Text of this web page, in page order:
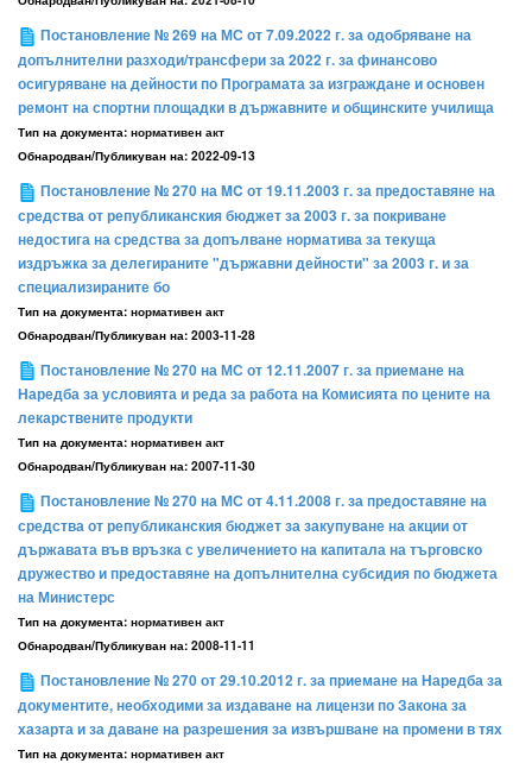
Постановление № 269 на МС от 7.09.2022 г. за одобряване на
допълнителни разходи/трансфери за 2022 г. за финансово
осигуряване на дейности по Програмата за изграждане и основен
ремонт на спортни площадки в държавните и общинските училища
Тип на документа: нормативен акт
Обнародван/Публикуван на: 2022-09-13
Постановление № 270 на MC от 19.11.2003 г. за предоставяне на
средства от републиканския бюджет за 2003 г. за покриване
недостига на средства за допълване норматива за текуща
издръжка за делегираните "държавни дейности" за 2003 г. и за
специализираните бо
Тип на документа: нормативен акт
Обнародван/Публикуван на: 2003-11-28
Постановление № 270 на МС от 12.11.2007 г. за приемане на
Наредба за условията и реда за работа на Комисията по цените на
лекарствените продукти
Тип на документа: нормативен акт
Обнародван/Публикуван на: 2007-11-30
Постановление № 270 на МС от 4.11.2008 г. за предоставяне на
средства от републиканския бюджет за закупуване на акции от
държавата във връзка с увеличението на капитала на търговско
дружество и предоставяне на допълнителна субсидия по бюджета
на Министерс
Тип на документа: нормативен акт
Обнародван/Публикуван на: 2008-11-11
Постановление № 270 от 29.10.2012 г. за приемане на Наредба за
документите, необходими за издаване на лицензи по Закона за
хазарта и за даване на разрешения за извършване на промени в тях
Тип на документа: нормативен акт